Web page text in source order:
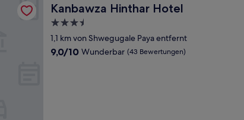
Kanbawza Hinthar Hotel
Kanbawza Hinthar Hotel
3.5-
Sterne-
Unterkunft
1,1 km von Shwegugale Paya entfernt
9.0
9,0/10 Wunderbar (43 Bewertungen)